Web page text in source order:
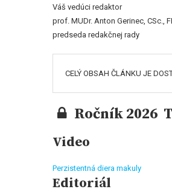
Váš vedúci redaktor
prof. MUDr. Anton Gerinec, CSc.,
predseda redakčnej rady
CELÝ OBSAH ČLÁNKU JE
Ročník 2026
Video
Perzistentná diera makuly
Editoriál